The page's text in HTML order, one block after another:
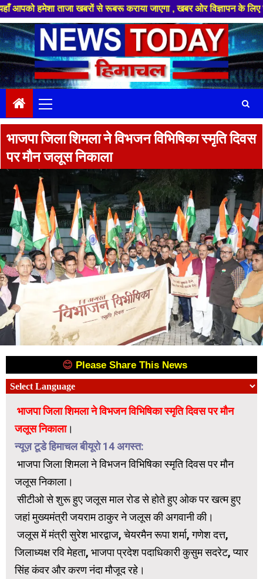
खबरों से रूबरू कराया जाएगा , खबर ओर विज्ञापन के लिए संपर्क करे
Skip
to
content
Menu
भाजपा जिला शिमला ने विभजन विभिषिका स्मृति दिवस
पर मौन जलूस निकाला
😊 Please Share This News
भाजपा जिला शिमला ने विभजन विभिषिका स्मृति दिवस पर मौन
जलूस निकाला।
न्यूज़ टूडे हिमाचल बीयूरो 14 अगस्त:
भाजपा जिला शिमला ने विभजन विभिषिका स्मृति दिवस पर मौन
जलूस निकाला।
सीटीओ से शुरू हुए जलूस माल रोड से होते हुए ओक पर खत्म हुए
जहां मुख्यमंत्री जयराम ठाकुर ने जलूस की अगवानी की।
जलूस में मंत्री सुरेश भारद्वाज, चेयरमैन रूपा शर्मा, गणेश दत्त,
जिलाध्यक्ष रवि मेहता, भाजपा प्रदेश पदाधिकारी कुसुम सदरेट, प्यार
सिंह कंवर और करण नंदा मौजूद रहे।